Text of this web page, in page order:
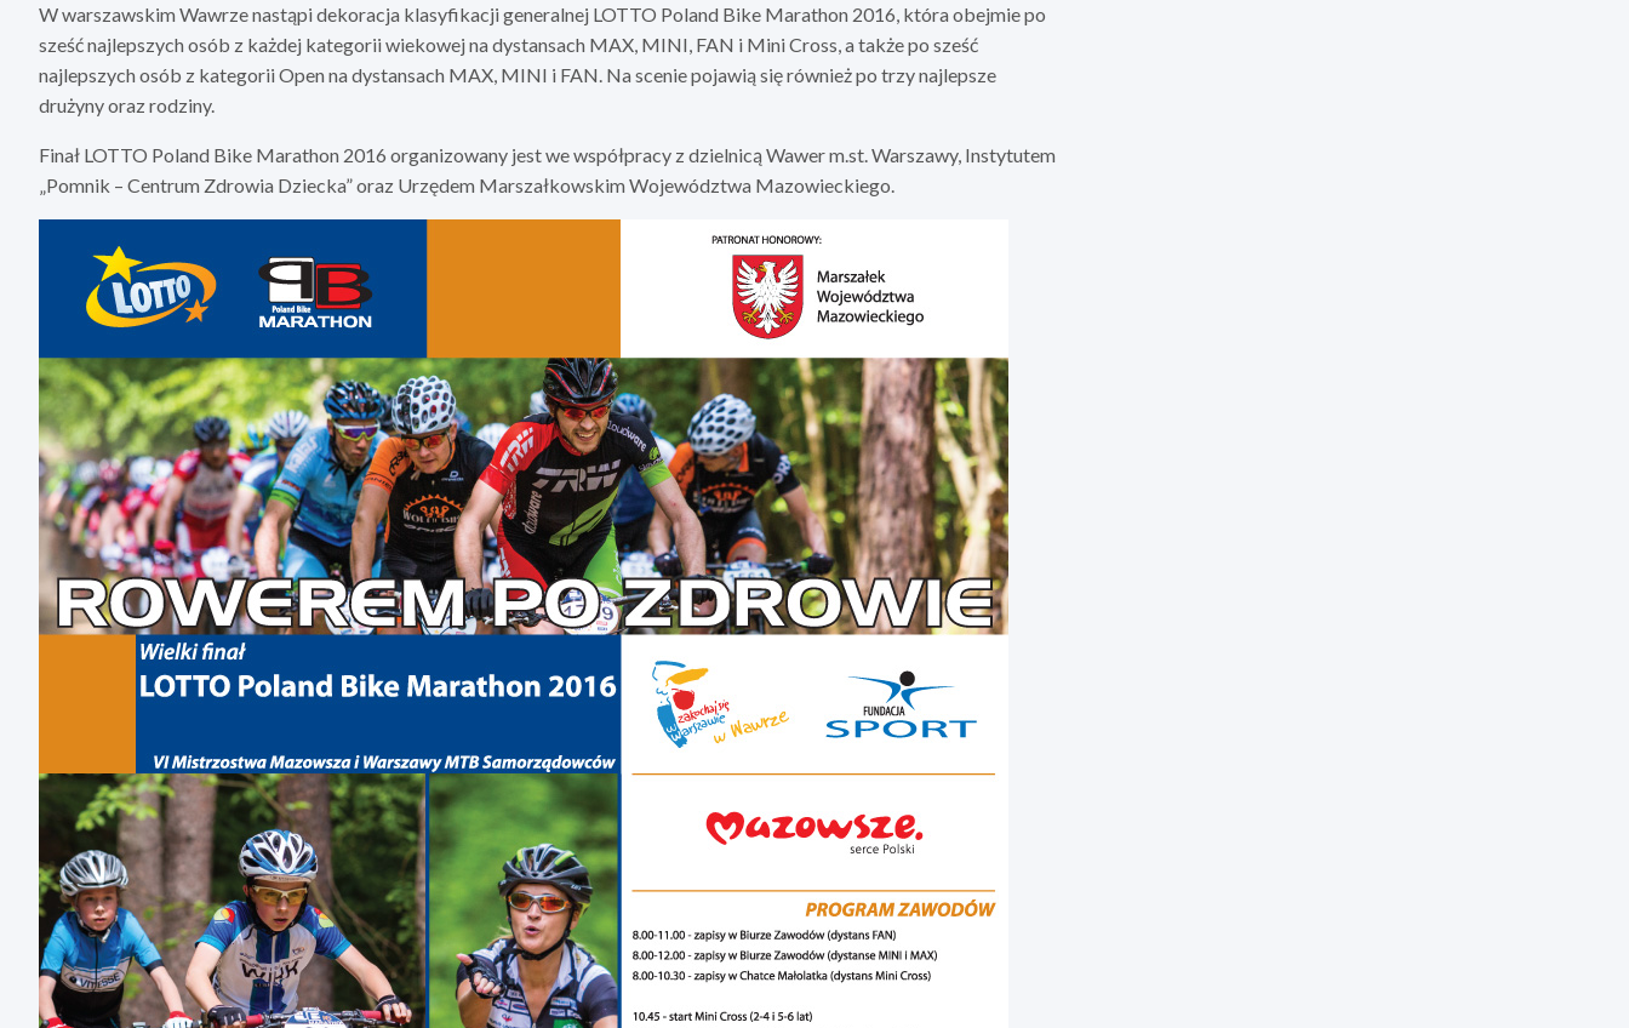
W warszawskim Wawrze nastąpi dekoracja klasyfikacji generalnej LOTTO Poland Bike Marathon 2016, która obejmie po
sześć najlepszych osób z każdej kategorii wiekowej na dystansach MAX, MINI, FAN i Mini Cross, a także po sześć
najlepszych osób z kategorii Open na dystansach MAX, MINI i FAN. Na scenie pojawią się również po trzy najlepsze
drużyny oraz rodziny.
Finał LOTTO Poland Bike Marathon 2016 organizowany jest we współpracy z dzielnicą Wawer m.st. Warszawy, Instytutem
„Pomnik – Centrum Zdrowia Dziecka” oraz Urzędem Marszałkowskim Województwa Mazowieckiego.